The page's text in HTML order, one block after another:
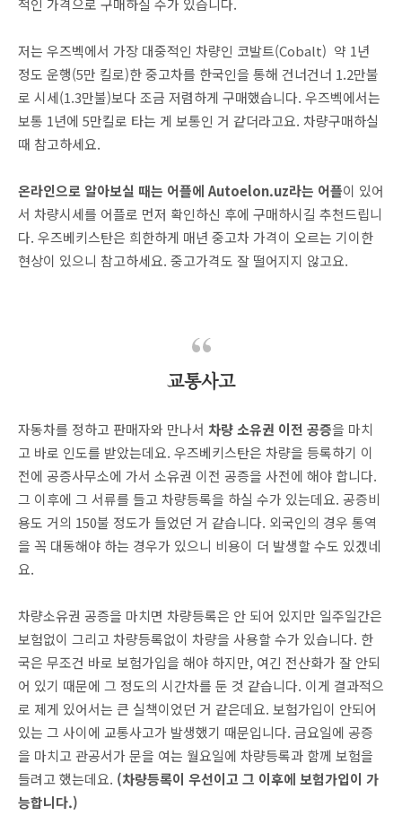
적인 가격으로 구매하실 수가 있습니다.
저는 우즈벡에서 가장 대중적인 차량인 코발트(Cobalt) 약 1년
정도 운행(5만 킬로)한 중고차를 한국인을 통해 건너건너 1.2만불
로 시세(1.3만불)보다 조금 저렴하게 구매했습니다. 우즈벡에서는
보통 1년에 5만킬로 타는 게 보통인 거 같더라고요. 차량구매하실
때 참고하세요.
온라인으로 알아보실 때는 어플에 Autoelon.uz라는 어플이 있어
서 차량시세를 어플로 먼저 확인하신 후에 구매하시길 추천드립니
다. 우즈베키스탄은 희한하게 매년 중고차 가격이 오르는 기이한
현상이 있으니 참고하세요. 중고가격도 잘 떨어지지 않고요.
교통사고
자동차를 정하고 판매자와 만나서 차량 소유권 이전 공증을 마치
고 바로 인도를 받았는데요. 우즈베키스탄은 차량을 등록하기 이
전에 공증사무소에 가서 소유권 이전 공증을 사전에 해야 합니다.
그 이후에 그 서류를 들고 차량등록을 하실 수가 있는데요. 공증비
용도 거의 150불 정도가 들었던 거 같습니다. 외국인의 경우 통역
을 꼭 대동해야 하는 경우가 있으니 비용이 더 발생할 수도 있겠네
요.
차량소유권 공증을 마치면 차량등록은 안 되어 있지만 일주일간은
보험없이 그리고 차량등록없이 차량을 사용할 수가 있습니다. 한
국은 무조건 바로 보험가입을 해야 하지만, 여긴 전산화가 잘 안되
어 있기 때문에 그 정도의 시간차를 둔 것 같습니다. 이게 결과적으
로 제게 있어서는 큰 실책이었던 거 같은데요. 보험가입이 안되어
있는 그 사이에 교통사고가 발생했기 때문입니다. 금요일에 공증
을 마치고 관공서가 문을 여는 월요일에 차량등록과 함께 보험을
들려고 했는데요. (차량등록이 우선이고 그 이후에 보험가입이 가
능합니다.)